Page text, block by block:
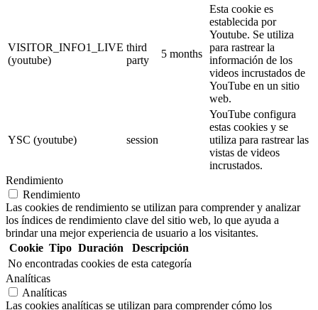
VISITOR_INFO1_LIVE
(youtube)
third
party
5 months
Esta cookie es
establecida por
Youtube. Se utiliza
para rastrear la
información de los
videos incrustados de
YouTube en un sitio
web.
YSC (youtube) session
YouTube configura
estas cookies y se
utiliza para rastrear las
vistas de videos
incrustados.
Rendimiento
Rendimiento
Las cookies de rendimiento se utilizan para comprender y analizar
los índices de rendimiento clave del sitio web, lo que ayuda a
brindar una mejor experiencia de usuario a los visitantes.
Cookie Tipo Duración
Descripción
No encontradas cookies de esta categoría
Analíticas
Analíticas
Las cookies analíticas se utilizan para comprender cómo los